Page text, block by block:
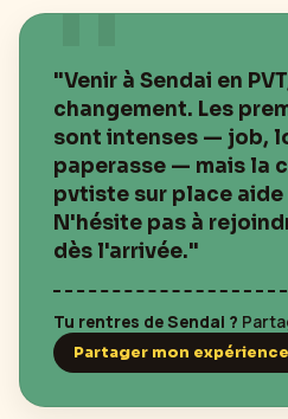
"Venir à Sendai en
changement. Les
sont intenses — job,
paperasse — mais la
pvtiste sur place aide
N'hésite pas à
dès l'arrivée."
Tu rentres deSendai ?
Partager mon expérience